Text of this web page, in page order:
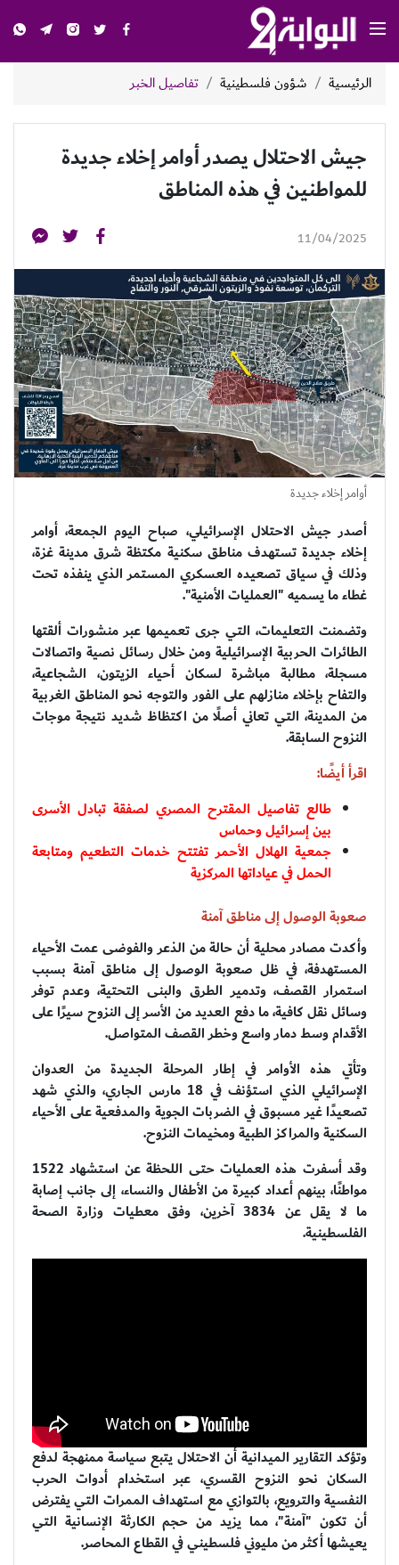
الرئيسية شؤون فلسطينية تفاصيل الخبر
جيش الاحتلال يصدر أوامر إخلاء جديدة
للمواطنين في هذه المناطق
11/04/2025
أوامر إخلاء جديدة
أصدر جيش الاحتلال الإسرائيلي، صباح اليوم الجمعة، أوامر
إخلاء جديدة تستهدف مناطق سكنية مكتظة شرق مدينة غزة،
وذلك في سياق تصعيده العسكري المستمر الذي ينفذه تحت
غطاء ما يسميه "العمليات الأمنية".
وتضمنت التعليمات، التي جرى تعميمها عبر منشورات ألقتها
الطائرات الحربية الإسرائيلية ومن خلال رسائل نصية واتصالات
مسجلة، مطالبة مباشرة لسكان أحياء الزيتون، الشجاعية،
والتفاح بإخلاء منازلهم على الفور والتوجه نحو المناطق الغربية
من المدينة، التي تعاني أصلًا من اكتظاظ شديد نتيجة موجات
النزوح السابقة.
اقرأ أيضًا:
طالع تفاصيل المقترح المصري لصفقة تبادل الأسرى
بين إسرائيل وحماس
جمعية الهلال الأحمر تفتتح خدمات التطعيم ومتابعة
الحمل في عياداتها المركزية
صعوبة الوصول إلى مناطق آمنة
وأكدت مصادر محلية أن حالة من الذعر والفوضى عمت الأحياء
المستهدفة، في ظل صعوبة الوصول إلى مناطق آمنة بسبب
استمرار القصف، وتدمير الطرق والبنى التحتية، وعدم توفر
وسائل نقل كافية، ما دفع العديد من الأسر إلى النزوح سيرًا على
الأقدام وسط دمار واسع وخطر القصف المتواصل.
وتأتي هذه الأوامر في إطار المرحلة الجديدة من العدوان
الإسرائيلي الذي استؤنف في 18 مارس الجاري، والذي شهد
تصعيدًا غير مسبوق في الضربات الجوية والمدفعية على الأحياء
السكنية والمراكز الطبية ومخيمات النزوح.
وقد أسفرت هذه العمليات حتى اللحظة عن استشهاد 1522
مواطنًا، بينهم أعداد كبيرة من الأطفال والنساء، إلى جانب إصابة
ما لا يقل عن 3834 آخرين، وفق معطيات وزارة الصحة
الفلسطينية.
وتؤكد التقارير الميدانية أن الاحتلال يتبع سياسة ممنهجة لدفع
السكان نحو النزوح القسري، عبر استخدام أدوات الحرب
النفسية والترويع، بالتوازي مع استهداف الممرات التي يفترض
أن تكون "آمنة"، مما يزيد من حجم الكارثة الإنسانية التي
يعيشها أكثر من مليوني فلسطيني في القطاع المحاصر.